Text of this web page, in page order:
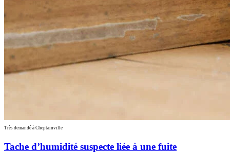
Très demandé à Cheptainville
Tache d’humidité suspecte liée à une fuite